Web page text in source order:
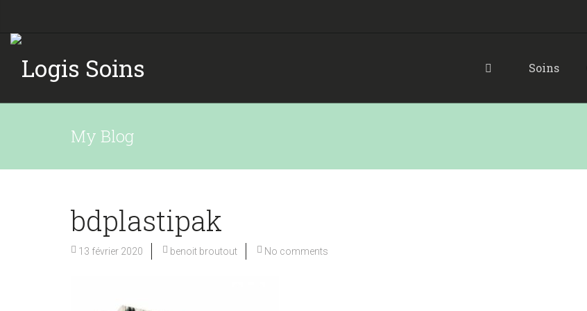
Soins
My Blog
bdplastipak
13 février 2020 benoit broutout No comments